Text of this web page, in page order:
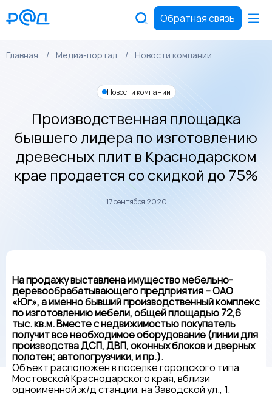
Обратная связь
Главная Медиа-портал Новости компании
Новости компании
Производственная площадка
бывшего лидера по изготовлению
древесных плит в Краснодарском
крае продается со скидкой до 75%
17 сентября 2020
На продажу выставлена имущество мебельно-
деревообрабатывающего предприятия – ОАО
«Юг», а именно бывший производственный комплекс
по изготовлению мебели, общей площадью 72,6
тыс. кв.м. Вместе с недвижимостью покупатель
получит все необходимое оборудование (линии для
производства ДСП, ДВП, оконных блоков и дверных
полотен; автопогрузчики, и пр.).
Объект расположен в поселке городского типа
Мостовской Краснодарского края, вблизи
одноименной ж/д станции, на Заводской ул., 1.